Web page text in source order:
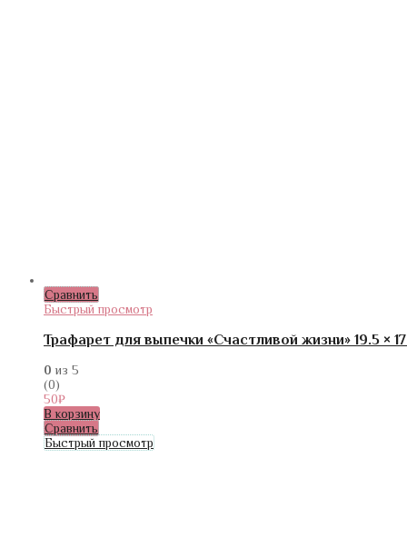
Сравнить
Быстрый просмотр
Трафарет для выпечки «Счастливой жизни» 19.5 ×
0 из 5
(0)
50₽
В корзину
Сравнить
Быстрый просмотр